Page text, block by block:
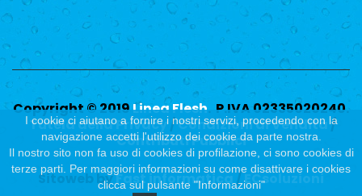
I cookie ci aiutano a fornire i nostri servizi, procedendo con la
navigazione accetti l'utilizzo dei cookie da parte nostra.
Il nostro sito non fa uso di cookies di profilazione, ci sono cookies di
terze parti. Per maggiori informazioni su come disattivare i cookies
clicca sul pulsante "Informazioni"
Copyright © 2019 Linea Flesh. P.IVA 02335020240.
Tutela della Privacy/Condizioni di Vendita/
Contributi Pubblici
Sitoweb byFast informatica/ECsoluzioni